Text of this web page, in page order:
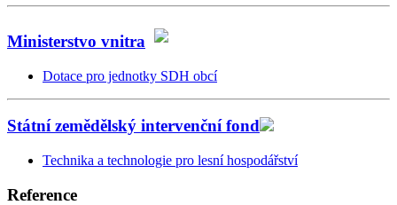
Ministerstvo vnitra
Dotace pro jednotky SDH obcí
Státní zemědělský intervenční fond
Technika a technologie pro lesní hospodářství
Reference